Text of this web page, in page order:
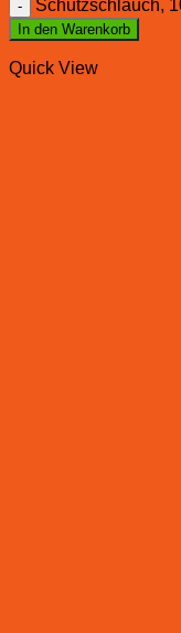
Schutzschlauch,
In den Warenkorb
Quick View